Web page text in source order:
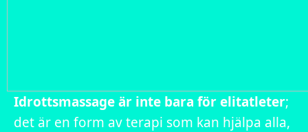
Idrottsmassage är inte bara för elitatleter;
det är en form av terapi som kan hjälpa alla,